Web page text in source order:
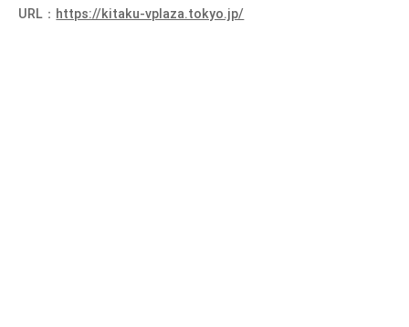
URL： https://kitaku-vplaza.tokyo.jp/